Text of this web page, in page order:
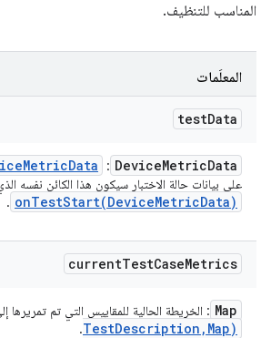
المناسب للتنظيف.
المعلَمات
testData
DeviceMetricData
: ‏
MetricData
على بيانات حالة الاختبار سيكون هذا الكائن نفسه
onTestStart(DeviceMetricData)
.
currentTestCaseMetrics
Map : الخريطة الحالية للمقاييس التي تم تمريرها
TestDescription , Map)
.